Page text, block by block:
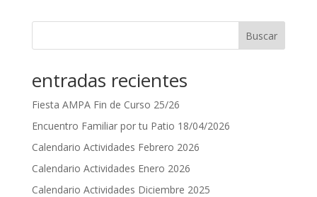
Buscar
entradas recientes
Fiesta AMPA Fin de Curso 25/26
Encuentro Familiar por tu Patio 18/04/2026
Calendario Actividades Febrero 2026
Calendario Actividades Enero 2026
Calendario Actividades Diciembre 2025